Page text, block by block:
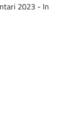
2023 - In